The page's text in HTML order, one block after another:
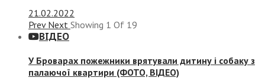
21.02.2022
Prev Next Showing 1 Of 19
ВІДЕО
У Броварах пожежники врятували дитину і собаку з
палаючої квартири (ФОТО, ВІДЕО)